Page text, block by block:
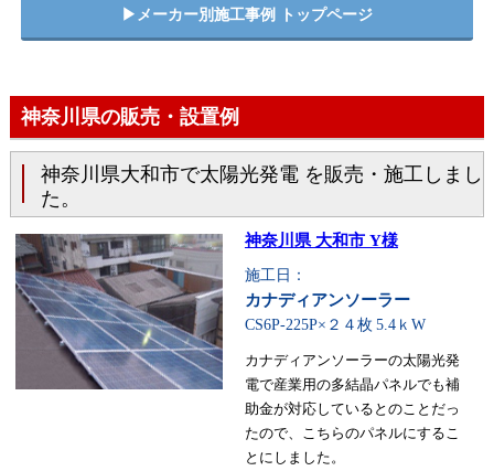
▶︎メーカー別施工事例 トップページ
神奈川県の販売・設置例
神奈川県大和市で太陽光発電 を販売・施工しまし
た。
神奈川県 大和市 Y様
施工日：
カナディアンソーラー
CS6P-225P×２４枚 5.4ｋW
カナディアンソーラーの太陽光発
電で産業用の多結晶パネルでも補
助金が対応しているとのことだっ
たので、こちらのパネルにするこ
とにしました。